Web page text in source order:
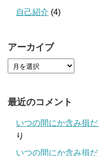
自己紹介 (4)
アーカイブ
最近のコメント
いつの間にか含み損だ
り
いつの間にか含み損だ